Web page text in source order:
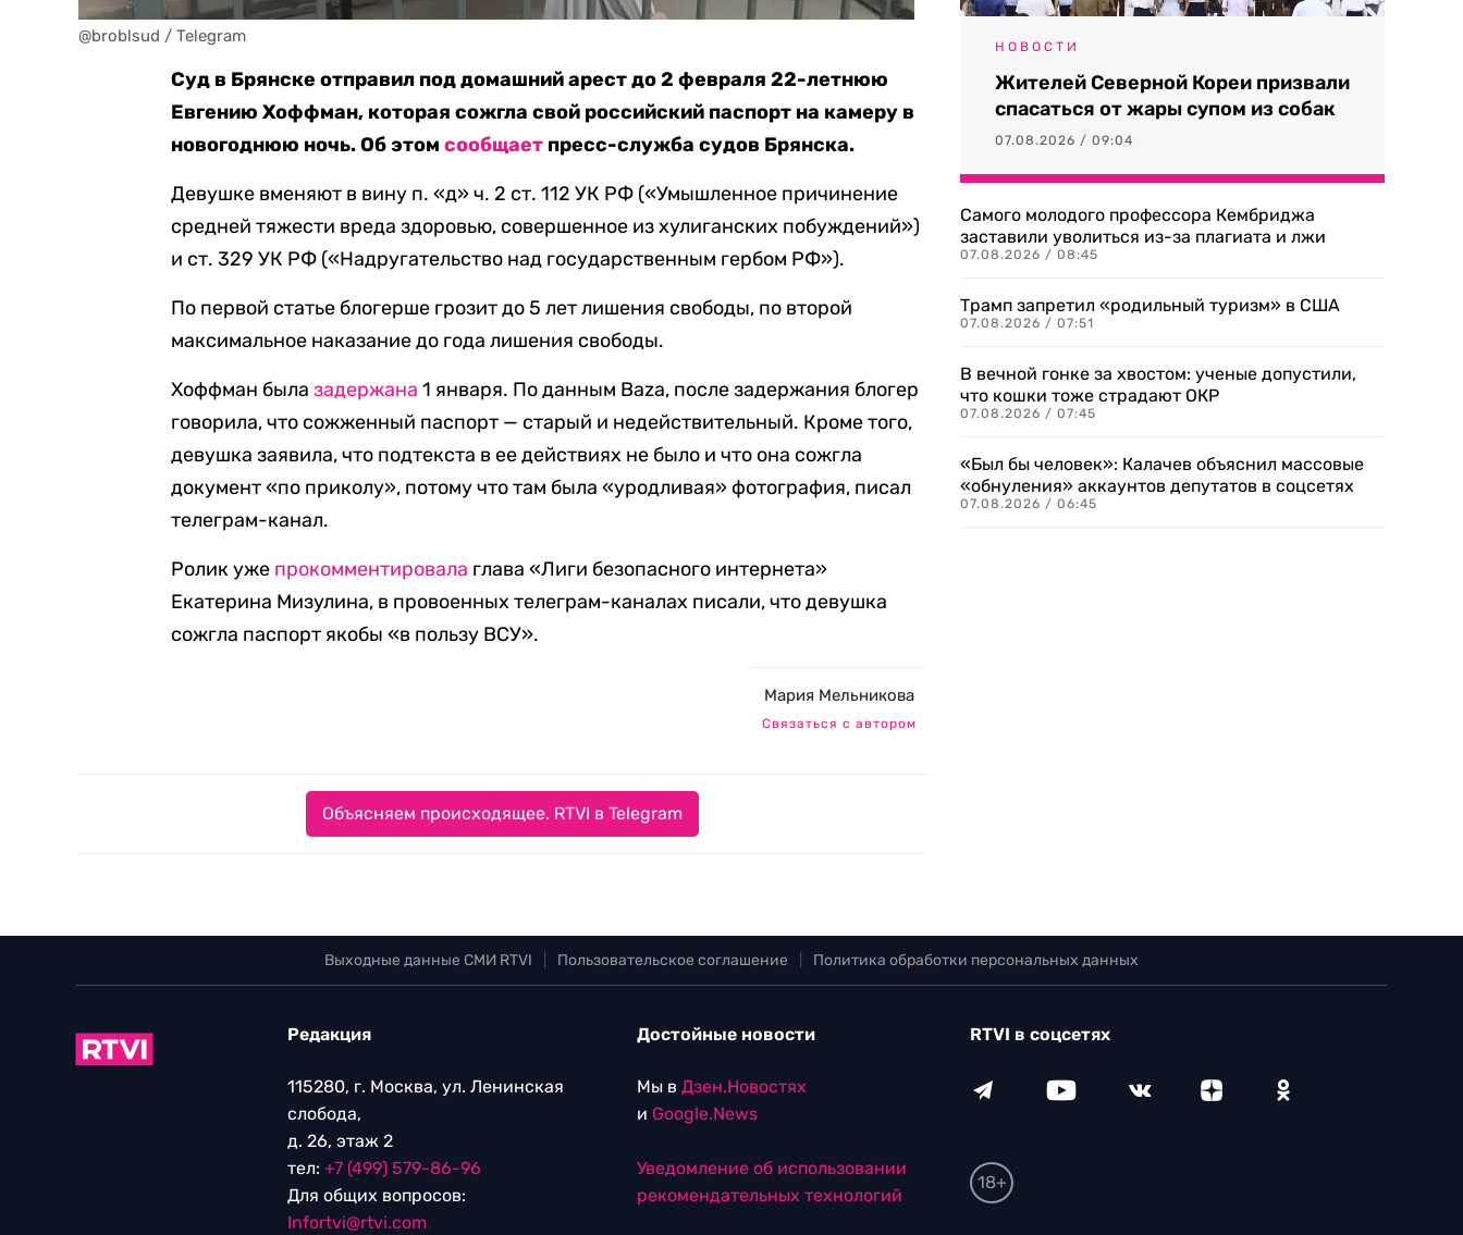
@broblsud / Telegram
Суд в Брянске отправил под домашний арест до 2 февраля 22-летнюю
Евгению Хоффман, которая сожгла свой российский паспорт на камеру в
новогоднюю ночь. Об этомсообщает пресс-служба судов Брянска.
Девушке вменяют в вину п. «д» ч. 2 ст. 112 УК РФ («Умышленное причинение
средней тяжести вреда здоровью, совершенное из хулиганских побуждений»)
и ст. 329 УК РФ («Надругательство над государственным гербом РФ»).
По первой статье блогерше грозит до 5 лет лишения свободы, по второй
максимальное наказание до года лишения свободы.
Хоффман былазадержана 1 января. По данным Baza, после задержания блогер
говорила, что сожженный паспорт — старый и недействительный. Кроме того,
девушка заявила, что подтекста в ее действиях не было и что она сожгла
документ «по приколу», потому что там была «уродливая» фотография, писал
телеграм-канал.
Ролик уже прокомментировала глава «Лиги безопасного интернета»
Екатерина Мизулина, в провоенных телеграм-каналах писали, что девушка
сожгла паспорт якобы «в пользу ВСУ».
Мария Мельникова
Связаться с автором
Объясняем происходящее. RTVI в Telegram
НОВОСТИ
Жителей Северной Кореи призвали
спасаться от жары супом из собак
07.08.2026 / 09:04
Самого молодого профессора Кембриджа
заставили уволиться из-за плагиата и лжи
07.08.2026 / 08:45
Трамп запретил «родильный туризм» в США
07.08.2026 / 07:51
В вечной гонке за хвостом: ученые допустили,
что кошки тоже страдают ОКР
07.08.2026 / 07:45
«Был бы человек»: Калачев объяснил массовые
«обнуления» аккаунтов депутатов в соцсетях
07.08.2026 / 06:45
Выходные данные СМИ RTVI Пользовательское соглашение Политика обработки персональных данных
Редакция
115280, г. Москва, ул. Ленинская
слобода,
д. 26, этаж 2
тел: +7 (499) 579-86-96
Для общих вопросов:
Infortvi@rtvi.com
Достойные новости
Мы в Дзен.Новостях
и Google.News
Уведомление об использовании
рекомендательных технологий
RTVI в соцсетях
18+